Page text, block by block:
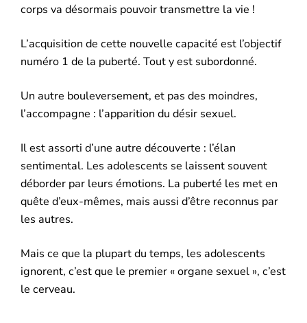
corps va désormais pouvoir transmettre la vie !
L’acquisition de cette nouvelle capacité est l’objectif
numéro 1 de la puberté. Tout y est subordonné.
Un autre bouleversement, et pas des moindres,
l’accompagne : l’apparition du désir sexuel.
Il est assorti d’une autre découverte : l’élan
sentimental. Les adolescents se laissent souvent
déborder par leurs émotions. La puberté les met en
quête d’eux-mêmes, mais aussi d’être reconnus par
les autres.
Mais ce que la plupart du temps, les adolescents
ignorent, c’est que le premier « organe sexuel », c’est
le cerveau.